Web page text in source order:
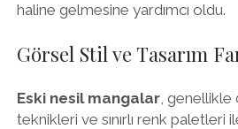
haline gelmesine yardımcı oldu.
Görsel Stil ve Tasarım
Eski nesil mangalar, genellikle
teknikleri ve sınırlı renk paletleri